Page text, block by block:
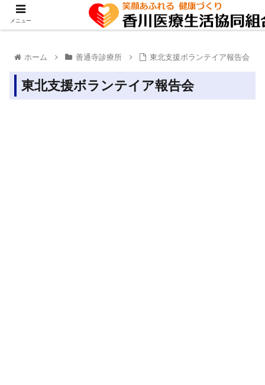
ホーム 善通寺診療所 東北支援ボランテイア報告会
東北支援ボランテイア報告会
メニュー